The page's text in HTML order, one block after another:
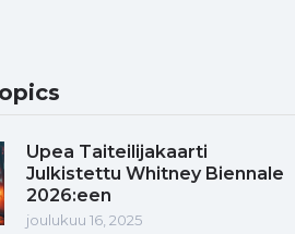
Upea Taiteilijakaarti
Julkistettu Whitney Biennale
2026:een
joulukuu 16, 2025